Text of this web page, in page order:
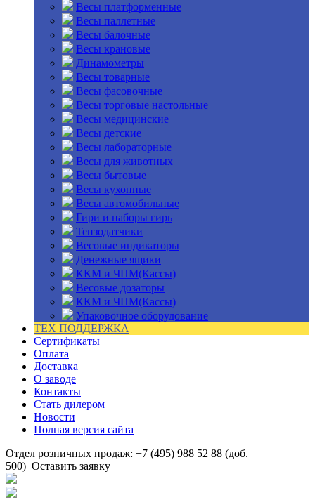
Весы платформенные
Весы паллетные
Весы балочные
Весы крановые
Динамометры
Весы товарные
Весы фасовочные
Весы торговые настольные
Весы медицинские
Весы детские
Весы лабораторные
Весы для животных
Весы бытовые
Весы кухонные
Весы автомобильные
Гири и наборы гирь
Тензодатчики
Весовые индикаторы
Денежные ящики
ККМ и ЧПМ(Кассы)
Весовые дозаторы
ККМ и ЧПМ(Кассы)
Упаковочное оборудование
ТЕХ ПОДДЕРЖКА
Сертификаты
Оплата
Доставка
О заводе
Контакты
Стать дилером
Новости
Полная версия сайта
Отдел розничных продаж: +7 (495) 988 52 88 (доб.
500) Оставить заявку